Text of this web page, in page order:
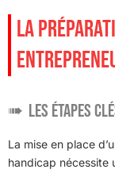
LA
Les étapes
La mise en place
handicap nécessite